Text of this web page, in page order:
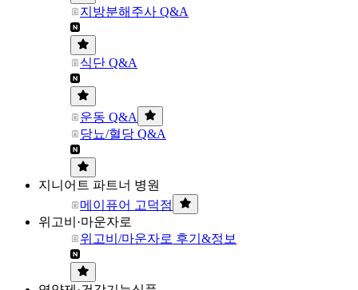
지방분해주사 Q&A
식단 Q&A
운동 Q&A
당뇨/혈당 Q&A
지니어트 파트너 병원
메이퓨어 고덕점
위고비·마운자로
위고비/마운자로 후기&정보